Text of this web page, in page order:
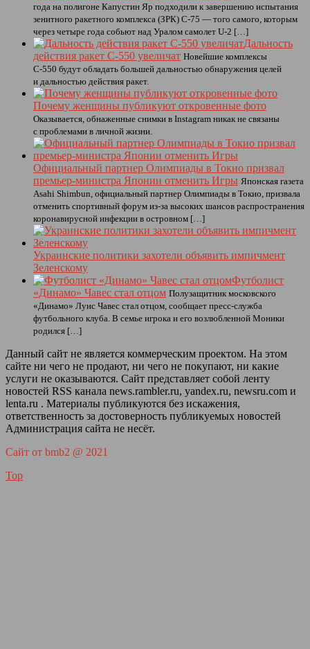
года на полигоне Капустин Яр подходили к завершению испытания
зенитного ракетного комплекса (ЗРК) С-75 — того самого, которым
через четыре года собьют над Уралом самолет U-2 […]
Дальность
действия ракет С-550 увеличат Новейшие комплексы
С-550 будут обладать большей дальностью обнаружения целей
и дальностью действия ракет.
Почему женщины публикуют откровенные фото
Оказывается, обнаженные снимки в Instagram никак не связаны
с проблемами в личной жизни.
Официальный партнер Олимпиады в Токио призвал
премьер-министра Японии отменить Игры Японская газета
Asahi Shimbun, официальный партнер Олимпиады в Токио, призвала
отменить спортивный форум из-за высоких шансов распространения
коронавирусной инфекции в островном […]
Украинские политики захотели объявить импичмент
Зеленскому
Футболист
«Динамо» Чавес стал отцом Полузащитник московского
«Динамо» Луис Чавес стал отцом, сообщает пресс‑служба
футбольного клуба. В семье игрока и его возлюбленной Моники
родился […]
Данный сайт не является коммерческим проектом. На этом
сайте ни чего не продают, ни чего не покупают, ни какие
услуги не оказываются. Сайт представляет собой ленту
новостей RSS канала news.rambler.ru, yandex.ru, newsru.com и
lenta.ru . Материалы публикуются без искажения,
ответственность за достоверность публикуемых новостей
Администрация сайта не несёт.
Сайт от bmb2 @ 2021
Top